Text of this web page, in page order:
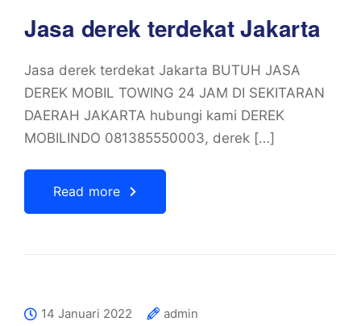
Jasa derek terdekat Jakarta
Jasa derek terdekat Jakarta BUTUH JASA
DEREK MOBIL TOWING 24 JAM DI SEKITARAN
DAERAH JAKARTA hubungi kami DEREK
MOBILINDO 081385550003, derek […]
Read more
14 Januari 2022
admin